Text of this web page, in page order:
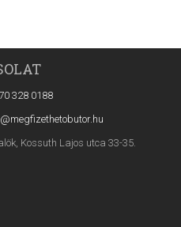
328 0188
Kossuth Lajos utca 33-35.